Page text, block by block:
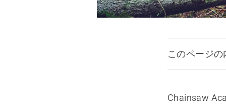
このページの
ヘルメット
防護ズボン
Chainsaw